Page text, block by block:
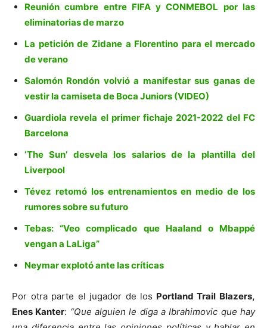
Reunión cumbre entre FIFA y CONMEBOL por las
eliminatorias de marzo
La petición de Zidane a Florentino para el mercado
de verano
Salomón Rondón volvió a manifestar sus ganas de
vestir la camiseta de Boca Juniors (VIDEO)
Guardiola revela el primer fichaje 2021-2022 del FC
Barcelona
‘The Sun’ desvela los salarios de la plantilla del
Liverpool
Tévez retomó los entrenamientos en medio de los
rumores sobre su futuro
Tebas: “Veo complicado que Haaland o Mbappé
vengan a LaLiga”
Neymar explotó ante las críticas
Por otra parte el jugador de los Portland Trail Blazers,
Enes Kanter: “Que alguien le diga a Ibrahimovic que hay